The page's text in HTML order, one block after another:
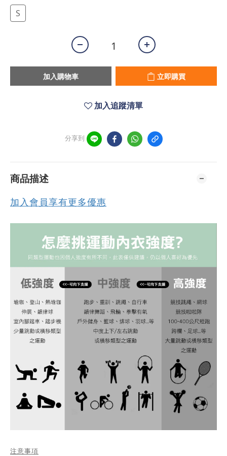
S
加入購物車 立即購買
加入追蹤清單
分享到
商品描述
加入會員享有更多優惠
注意事項